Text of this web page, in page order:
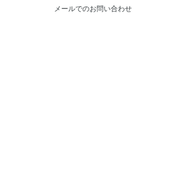
メールでのお問い合わせ